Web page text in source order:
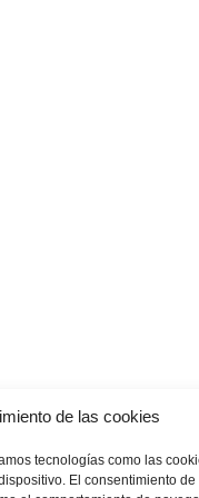
de las cookies
tecnologías como las
El consentimiento de